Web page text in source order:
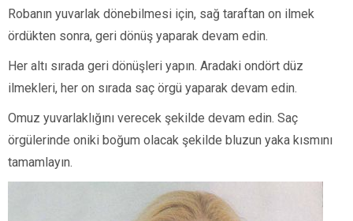
Robanın yuvarlak dönebilmesi için, sağ taraftan on ilmek
ördükten sonra, geri dönüş yaparak devam edin.
Her altı sırada geri dönüşleri yapın. Aradaki ondört düz
ilmekleri, her on sırada saç örgü yaparak devam edin.
Omuz yuvarlaklığını verecek şekilde devam edin. Saç
örgülerinde oniki boğum olacak şekilde bluzun yaka kısmını
tamamlayın.